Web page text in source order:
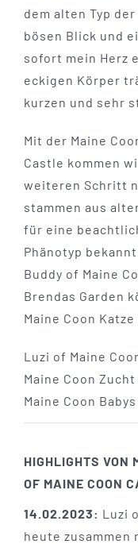
dem alten Typ
bösen Blick und
sofort mein Herz
eckigen Körper
kurzen und sehr
Mit der Maine
Castle kommen
weiteren Schritt
stammen aus
für eine
Phänotyp
Buddy of Maine
Brendas Garden
Maine Coon
Luzi of Maine
Maine Coon
Maine Coon
HIGHLIGHTS VON
OF MAINE COON
14.02.2023: Luzi
heute zusammen